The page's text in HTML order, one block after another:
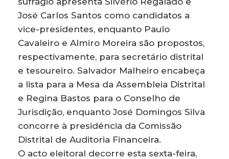
José Carlos Santos como candidatos a
vice-presidentes, enquanto Paulo
Cavaleiro e Almiro Moreira são propostos,
respectivamente, para secretário distrital
e tesoureiro. Salvador Malheiro encabeça
a lista para a Mesa da Assembleia Distrital
e Regina Bastos para o Conselho de
Jurisdição, enquanto José Domingos Silva
concorre à presidência da Comissão
Distrital de Auditoria Financeira.
O acto eleitoral decorre esta sexta-feira,